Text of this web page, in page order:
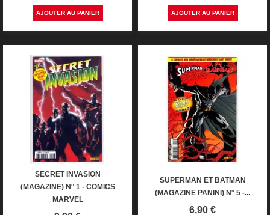
AJOUTER AU PANIER AJOUTER AU PANIER
SECRET INVASION
(MAGAZINE) N° 1 - COMICS
MARVEL
SUPERMAN ET BATMAN
(MAGAZINE PANINI) N° 5 -...
Prix
6,90 €